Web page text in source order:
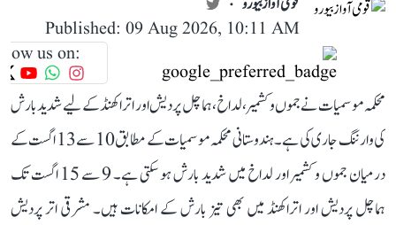
Published: 09 Aug 2026, 10:11 AM
us on:
محکمہ موسمیات نے جموں و کشمیر، لداخ، ہماچل پردیش اور اتراکھنڈ کے لیے شدید بارش
کی وارننگ جاری کی ہے۔ ہندوستانی محکمہ موسمیات کے مطابق 10 سے 13 اگست کے
درمیان جموں و کشمیر اور لداخ میں شدید بارش ہو سکتی ہے۔ 9 سے 15 اگست تک
ہماچل پردیش اور اتراکھنڈ میں بھی تیز بارش کے امکانات ہیں۔ مشرقی اتر پردیش